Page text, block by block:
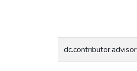
dc.contributor.advisor